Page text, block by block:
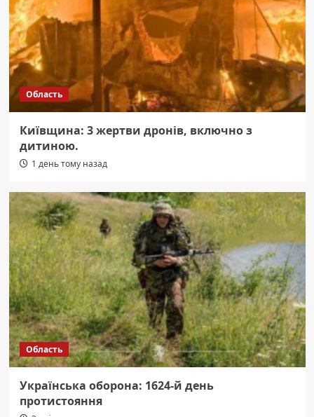
Область
Київщина: 3 жертви дронів, включно з
дитиною.
1 день тому назад
Область
Українська оборона: 1624-й день
протистояння